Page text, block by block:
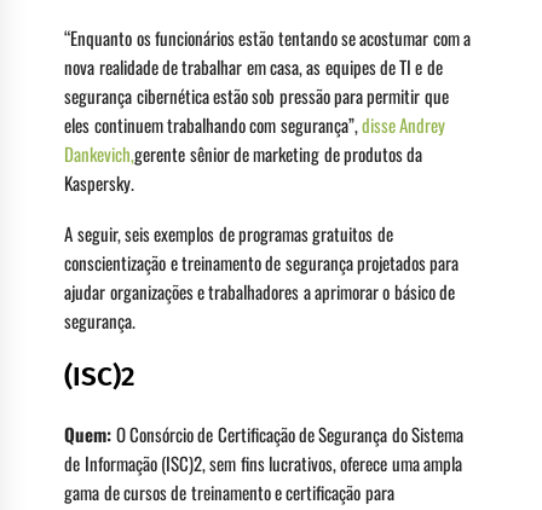
“Enquanto os funcionários estão tentando se acostumar com a
nova realidade de trabalhar em casa, as equipes de TI e de
segurança cibernética estão sob pressão para permitir que
eles continuem trabalhando com segurança”,disse Andrey
Dankevich,gerente sênior de marketing de produtos da
Kaspersky.
A seguir, seis exemplos de programas gratuitos de
conscientização e treinamento de segurança projetados para
ajudar organizações e trabalhadores a aprimorar o básico de
segurança.
(ISC)2
Quem:O Consórcio de Certificação de Segurança do Sistema
de Informação (ISC)2, sem fins lucrativos, oferece uma ampla
gama de cursos de treinamento e certificação para